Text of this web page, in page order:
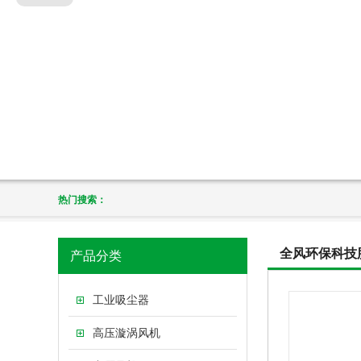
热门搜索：
产品分类
工业吸尘器
高压漩涡风机
全风环保科技